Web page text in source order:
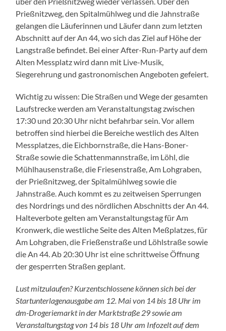
Prießnitzweg, den Spitalmühlweg und die Jahnstraße
gelangen die Läuferinnen und Läufer dann zum letzten
Abschnitt auf der An 44, wo sich das Ziel auf Höhe der
Langstraße befindet. Bei einer After-Run-Party auf dem
Alten Messplatz wird dann mit Live-Musik,
Siegerehrung und gastronomischen Angeboten gefeiert.
Wichtig zu wissen: Die Straßen und Wege der gesamten
Laufstrecke werden am Veranstaltungstag zwischen
17:30 und 20:30 Uhr nicht befahrbar sein. Vor allem
betroffen sind hierbei die Bereiche westlich des Alten
Messplatzes, die Eichbornstraße, die Hans-Boner-
Straße sowie die Schattenmannstraße, im Löhl, die
Mühlhausenstraße, die Friesenstraße, Am Lohgraben,
der Prießnitzweg, der Spitalmühlweg sowie die
Jahnstraße. Auch kommt es zu zeitweisen Sperrungen
des Nordrings und des nördlichen Abschnitts der An 44.
Halteverbote gelten am Veranstaltungstag für Am
Kronwerk, die westliche Seite des Alten Meßplatzes, für
Am Lohgraben, die Frießenstraße und Löhlstraße sowie
die An 44. Ab 20:30 Uhr ist eine schrittweise Öffnung
der gesperrten Straßen geplant.
Lust mitzulaufen? Kurzentschlossene können sich bei der
Startunterlagenausgabe am 12. Mai von 14 bis 18 Uhr im
dm-Drogeriemarkt in der Marktstraße 29 sowie am
Veranstaltungstag von 14 bis 18 Uhr am Infozelt auf dem